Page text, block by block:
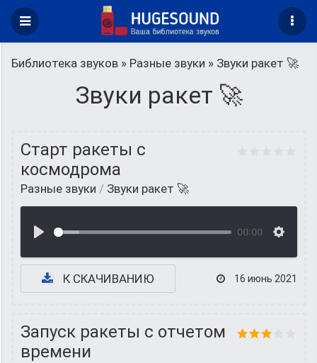
Библиотека звуков » Разные звуки » Звуки ракет 🚀
Звуки ракет 🚀
Старт ракеты с
космодрома
Разные звуки / Звуки ракет 🚀
00:00
К СКАЧИВАНИЮ 16 июнь 2021
Запуск ракеты с отчетом
времени